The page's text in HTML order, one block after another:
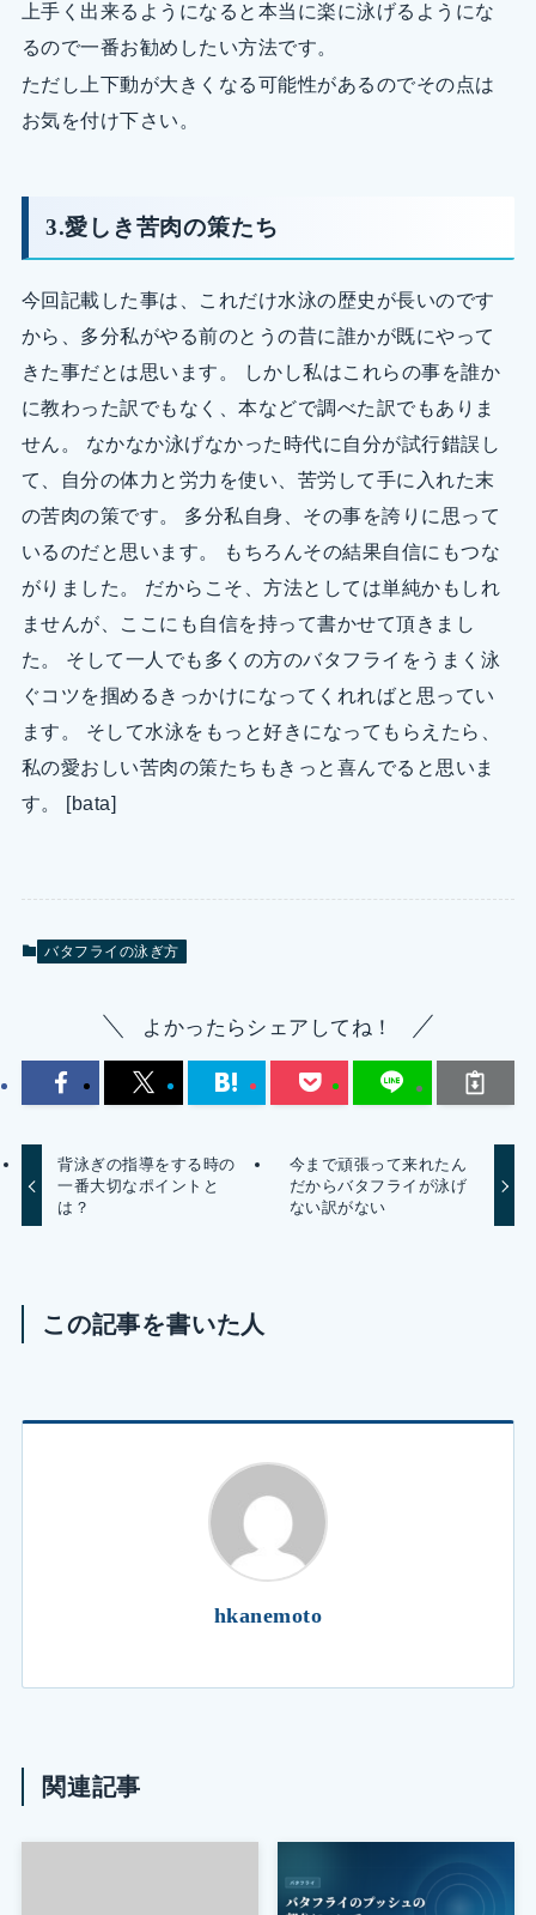
上手く出来るようになると本当に楽に泳げるようにな
るので一番お勧めしたい方法です。
ただし上下動が大きくなる可能性があるのでその点は
お気を付け下さい。
3.愛しき苦肉の策たち
今回記載した事は、これだけ水泳の歴史が長いのです
から、多分私がやる前のとうの昔に誰かが既にやって
きた事だとは思います。 しかし私はこれらの事を誰か
に教わった訳でもなく、本などで調べた訳でもありま
せん。 なかなか泳げなかった時代に自分が試行錯誤し
て、自分の体力と労力を使い、苦労して手に入れた末
の苦肉の策です。 多分私自身、その事を誇りに思って
いるのだと思います。 もちろんその結果自信にもつな
がりました。 だからこそ、方法としては単純かもしれ
ませんが、ここにも自信を持って書かせて頂きまし
た。 そして一人でも多くの方のバタフライをうまく泳
ぐコツを掴めるきっかけになってくれればと思ってい
ます。 そして水泳をもっと好きになってもらえたら、
私の愛おしい苦肉の策たちもきっと喜んでると思いま
す。 [bata]
バタフライの泳ぎ方
よかったらシェアしてね！
背泳ぎの指導をする時の
一番大切なポイントと
は？
今まで頑張って来れたん
だからバタフライが泳げ
ない訳がない
この記事を書いた人
hkanemoto
関連記事